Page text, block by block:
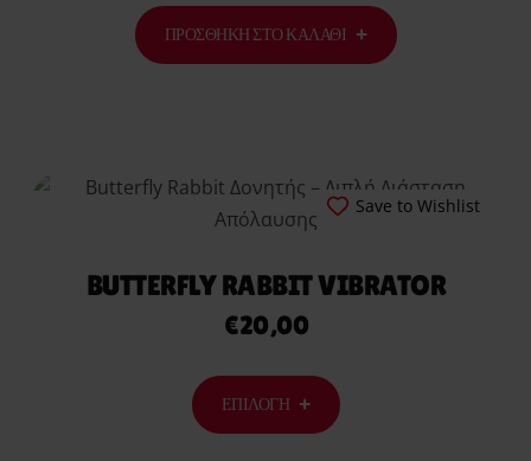
ΠΡΟΣΘΉΚΗ ΣΤΟ ΚΑΛΆΘΙ
Save to Wishlist
BUTTERFLY RABBIT VIBRATOR
€20,00
ΕΠΙΛΟΓΉ